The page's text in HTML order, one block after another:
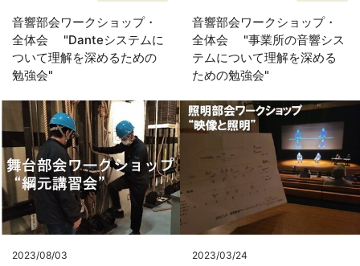
音響部会ワークショップ・
全体会 "Danteシステムに
ついて理解を深めるための
勉強会"
音響部会ワークショップ・
全体会 "事業所の音響シス
テムについて理解を深める
ための勉強会"
2023/08/03
2023/03/24